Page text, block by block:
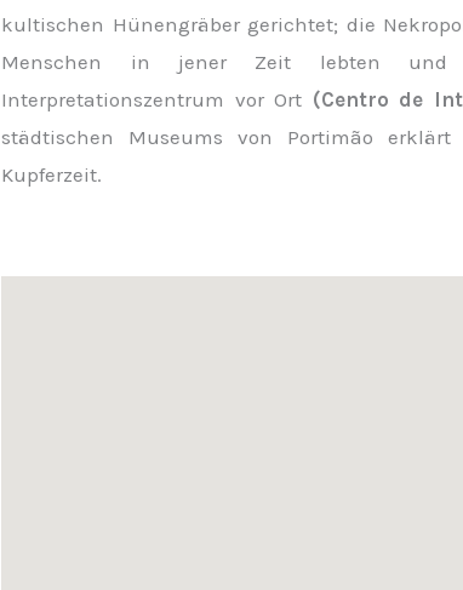
kultischen Hünengräber gerichtet; die
Menschen in jener Zeit lebten und
Interpretationszentrum vor Ort (Centro de
städtischen Museums von Portimão
Kupferzeit.